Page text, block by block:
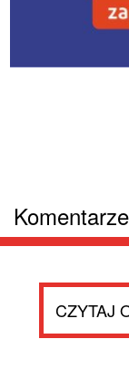
CZYTAJ